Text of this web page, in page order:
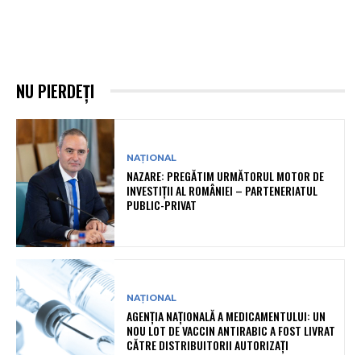
NU PIERDEȚI
NAȚIONAL
NAZARE: PREGĂTIM URMĂTORUL MOTOR DE
INVESTIȚII AL ROMÂNIEI – PARTENERIATUL
PUBLIC-PRIVAT
NAȚIONAL
AGENȚIA NAȚIONALĂ A MEDICAMENTULUI: UN
NOU LOT DE VACCIN ANTIRABIC A FOST LIVRAT
CĂTRE DISTRIBUITORII AUTORIZAȚI